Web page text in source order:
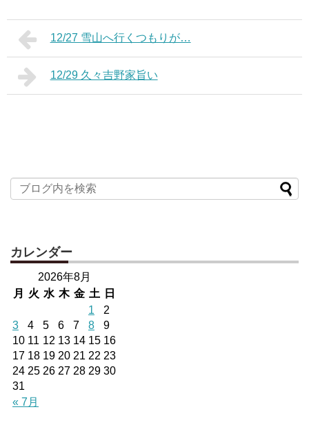
12/27 雪山へ行くつもりが…
12/29 久々吉野家旨い
カレンダー
2026年8月
月
火 水 木 金 土 日
« 7月
1
2
3
4 5 6 7 8
9
10 11 12 13 14 15 16
17 18 19 20 21 22 23
24 25 26 27 28 29 30
31